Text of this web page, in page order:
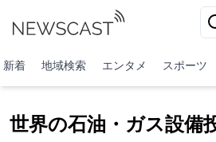
新着 地域検索 エンタメ スポーツ
世界の石油・ガス設備